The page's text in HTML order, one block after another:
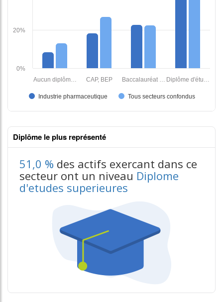
Diplôme le plus représenté
contenus données json n°2
51,0 % des actifs exercant dans ce
secteur ont un niveau Diplome
d'etudes superieures